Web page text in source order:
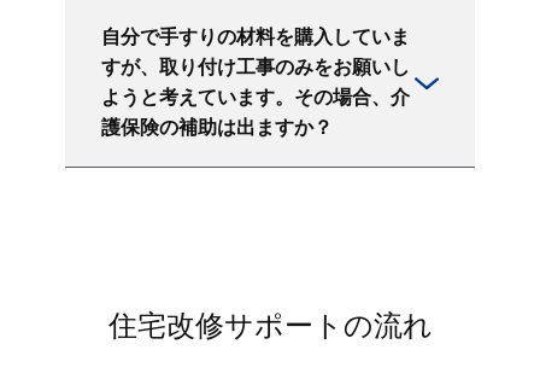
自分で手すりの材料を購入していま
すが、取り付け工事のみをお願いし
ようと考えています。その場合、介
護保険の補助は出ますか？
住宅改修サポートの流れ